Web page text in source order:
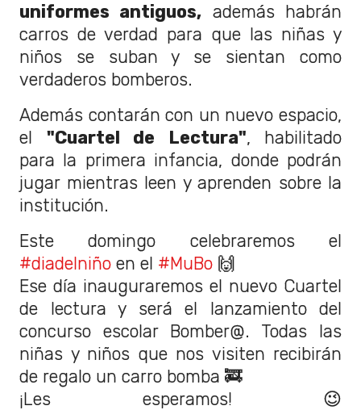
uniformes antiguos, además habrán
carros de verdad para que las niñas y
niños se suban y se sientan como
verdaderos bomberos.
Además contarán con un nuevo espacio,
el "Cuartel de Lectura", habilitado
para la primera infancia, donde podrán
jugar mientras leen y aprenden sobre la
institución.
Este domingo celebraremos el
#diadelniño en el #MuBo 🙌
Ese día inauguraremos el nuevo Cuartel
de lectura y será el lanzamiento del
concurso escolar Bomber@. Todas las
niñas y niños que nos visiten recibirán
de regalo un carro bomba 🚒
¡Les esperamos! 😉